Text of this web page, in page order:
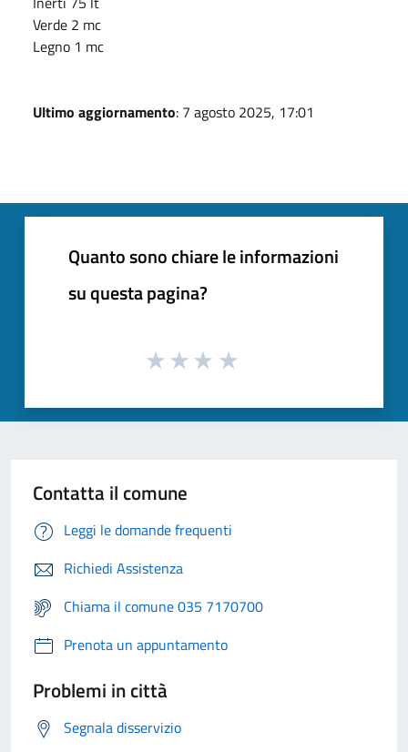
Verde 2 mc
Legno 1 mc
Ultimo aggiornamento: 7 agosto 2025, 17:01
Quanto sono chiare le informazioni
su questa pagina?
Contatta il comune
Leggi le domande frequenti
Richiedi Assistenza
Chiama il comune 035 7170700
Prenota un appuntamento
Problemi in città
Segnala disservizio